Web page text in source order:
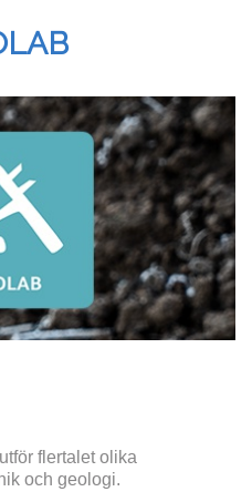
flertalet olika
och geologi.